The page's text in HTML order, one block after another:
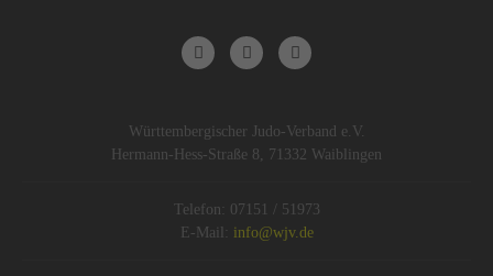
Württembergischer Judo-Verband e.V.
Hermann-Hess-Straße 8, 71332 Waiblingen
Telefon: 07151 / 51973
E-Mail: info@wjv.de